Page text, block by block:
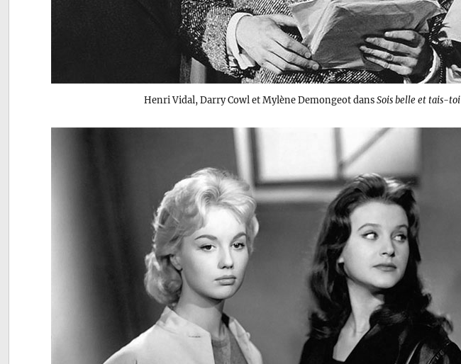
Henri Vidal, Darry Cowl et Mylène Demongeot dansSois belle et tais-toi